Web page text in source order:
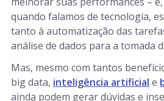
quando falamos de tecnologia,
tanto à automatização das
análise de dados para a tomada
Mas, mesmo com tantos
big data, inteligência artificial e
ainda podem gerar dúvidas e